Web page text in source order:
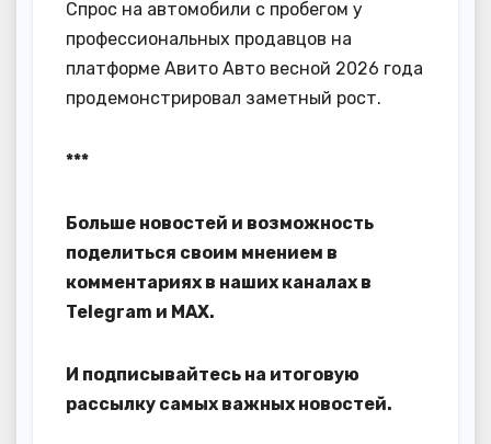
Спрос на автомобили с пробегом у
профессиональных продавцов на
платформе Авито Авто весной 2026 года
продемонстрировал заметный рост.
***
Больше новостей и возможность
поделиться своим мнением в
комментариях в наших каналах в
Telegram и MAX.
И подписывайтесь на итоговую
рассылку самых важных новостей.